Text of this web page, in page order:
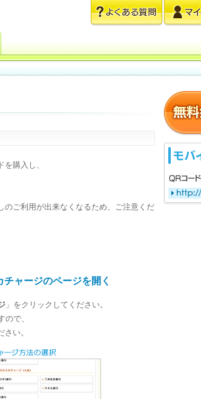
購入し、
のご利用が出来なくなるため、ご注意くだ
ャージのページを開く
」をクリックしてください。
ので、
い。